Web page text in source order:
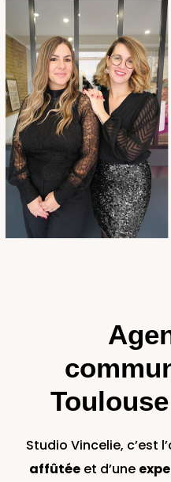
Studio Vincelie, c’est
affûtéeet d’une